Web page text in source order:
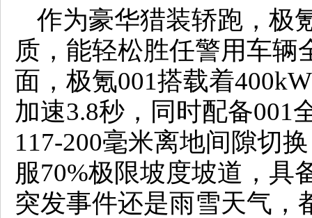
作为豪华猎装轿跑，极
质，能轻松胜任警用车辆
面，极氪001搭载着
加速3.8秒，同时配备001
117-200毫米离地间隙切
服70%极限坡度坡道，具
突发事件还是雨雪天气，